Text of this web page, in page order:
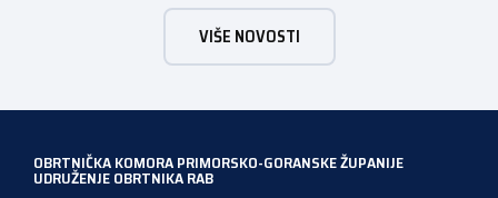
otvoren u petak, 23. listopada 2026. u
poslijepodnevnim, uz uvodno predavanje i pozdrav
domaćina. Tijekom subote, 24. listopada, održavat će se
VIŠE NOVOSTI
OBRTNIČKA KOMORA PRIMORSKO-GORANSKE ŽUPANIJE
UDRUŽENJE OBRTNIKA RAB